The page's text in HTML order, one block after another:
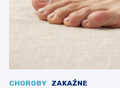
CHOROBY ZAKAŹNE